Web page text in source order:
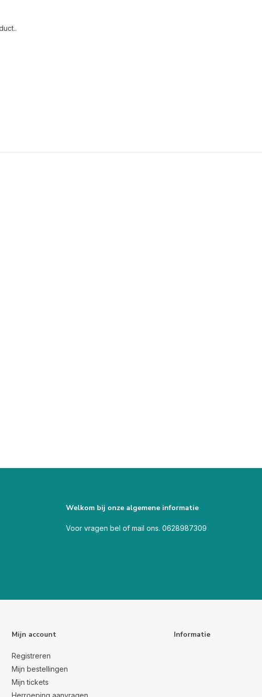
Welkom bij onze algemene informatie
Voor vragen bel of mail ons. 0628987309
Mijn account
Registreren
Mijn bestellingen
Mijn tickets
Informatie